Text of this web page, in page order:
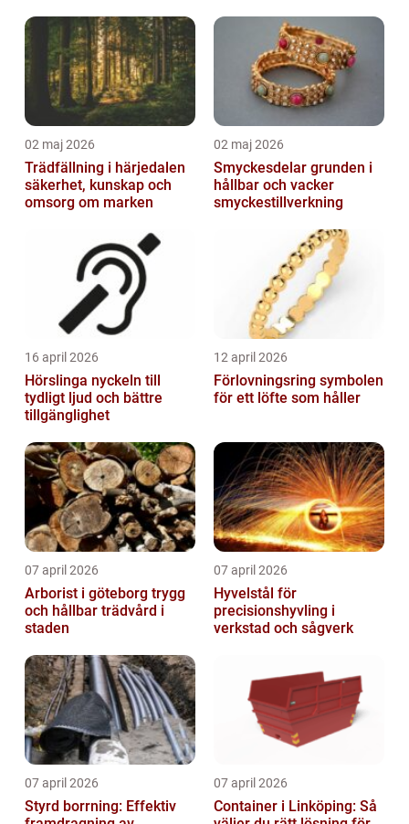
02 maj 2026
Trädfällning i härjedalen
säkerhet, kunskap och
omsorg om marken
02 maj 2026
Smyckesdelar grunden i
hållbar och vacker
smyckestillverkning
16 april 2026
Hörslinga nyckeln till
tydligt ljud och bättre
tillgänglighet
12 april 2026
Förlovningsring symbolen
för ett löfte som håller
07 april 2026
Arborist i göteborg trygg
och hållbar trädvård i
staden
07 april 2026
Hyvelstål för
precisionshyvling i
verkstad och sågverk
07 april 2026
Styrd borrning: Effektiv
07 april 2026
Container i Linköping: Så